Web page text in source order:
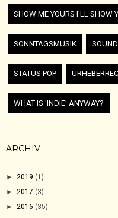
SHOW ME YOURS I'LL SHOW
SONNTAGSMUSIK
STATUS POP
WHAT IS 'INDIE' ANYWAY?
ARCHIV
► 2019 (1)
► 2017 (3)
► 2016 (35)